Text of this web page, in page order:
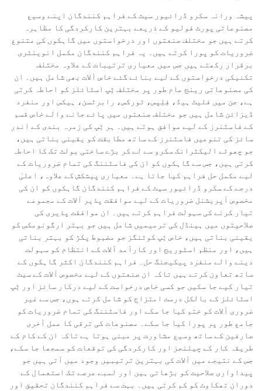
پیشہ ورانہ سکرو ڈرائیور سیٹ کے فراہم کنندگان اپنے وسیع
مصنوعاتی پورٹ فولیو کے ذریعے بہترین کارکردگی کا مظاہرہ
کرتے ہیں جو مختلف صنعتوں اور درخواستوں میں گاہکوں کی متنوع
ضروریات کو پورا کرتے ہیں۔ یہ فراہم کنندگان مکمل انوینٹری
برقرار رکھتے ہیں جس میں معیاری ترتیبات کے علاوہ مختلف
تکنیکی درخواستوں کے لیے بنائے گئے خاص آلات بھی شامل ہیں۔ ان
کی مصنوعاتی رینج عام طور پر مختلف ٹِپ اسٹائلز کو احاطہ کرتی
ہے، جن میں فلیٹ ہیڈ، فِلِپس، ٹورکس، رابرٹسن، ہیکس اور منفرد
ڈیزائن شامل ہیں جو مختلف صنعتوں میں پائے جانے والے خاص قسم
کے فاسٹنرز کے لیے موافق ہوتے ہیں۔ ہر ٹِپ کی زمرہ بندی کے اندر
سائز کی تنوعیں فاسٹنرز کے ساتھ مطابقت کو یقینی بناتی ہیں،
جو چھوٹے الیکٹرانک سکرو سے لے کر بڑے ساختی بولٹ تک کا احاطہ
کرتی ہیں، جس سے گاہکوں کو ان کی فاسٹننگ کی تمام ضروریات کے
لیے مکمل حل فراہم کیا جاتا ہے۔ معیاری پیشکش کے علاوہ، اعلیٰ
درجے کے سکرو ڈرائیور سیٹ کے فراہم کنندگان گاہکوں کو ان کی
مخصوص آپریشنل ضروریات کے لیے موافقت پذیر آلات کے مجموعے
تیار کرنے کی سہولت فراہم کرتے ہیں۔ ان موافقت پذیری کی
صلاحیتوں میں ہینڈل کی ترمیمیں شامل ہیں جو بہتر ارگونومکس کو
یقینی بناتی ہیں، خاص ٹِپ کوٹنگز جو مضبوط پکڑ کو بہتر بناتی
ہیں، اور منظم اسٹوریج اور کارآمد آلات کے انتظام کو سہولت
دینے والے منفرد پیکیجنگ حل۔ فراہم کنندگان اکثر گاہکوں کے
ساتھ تعاون کرتے ہیں تاکہ ان صنعتوں کے لیے مخصوص آلات کے سیٹ
تیار کیے جا سکیں جو کسی خاص درخواست کے لیے درکار سائز اور ٹِپ
اسٹائلز کے بالکل درست امتزاج کو شامل کرتے ہوں، جس سے غیر
ضروری آلات کو ختم کیا جا سکے اور فاسٹننگ کی تمام ضروریات کو
جامع طور پر پورا کیا جا سکے۔ مصنوعات کی ترقی کا عمل آخری
صارفین کے ساتھ وسیع مشاورت پر مبنی ہوتا ہے تاکہ ان کے کام کے
طریقہ کار کے چیلنجز اور کارکردگی کی توقعات کو سمجھا جا سکے،
جس کے نتیجے میں آلات کی بہترین ترتیبیں وجود میں آتی ہیں جو
پیداواری صلاحیت کو بڑھاتی ہیں اور لمبے عرصے تک استعمال کے
دوران تھکاوٹ کو کم کرتی ہیں۔ بہت سے فراہم کنندگان تحقیق اور